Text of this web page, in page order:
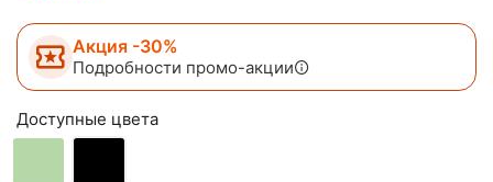
Акция -30%
Подробности промо-акции
Доступные цвета